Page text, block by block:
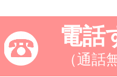
電話
（通話